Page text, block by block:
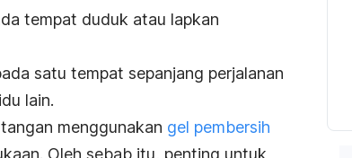
tempat duduk atau lapkan
satu tempat sepanjang perjalanan
lain.
menggunakan gel pembersih
Oleh sebab itu, penting untuk